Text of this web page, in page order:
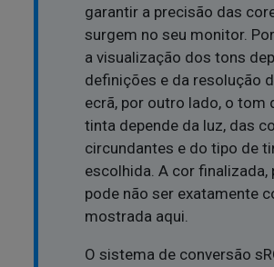
garantir a precisão das
surgem no seu monitor.
a visualização dos tons
definições e da resolução
ecrã, por outro lado, o tom
tinta depende da luz, das
circundantes e do tipo de
escolhida. A cor finalizada,
pode não ser exatamente
mostrada aqui.
O sistema de conversão